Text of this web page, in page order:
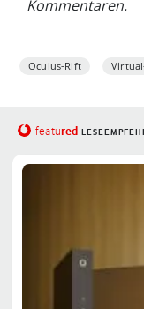
Kommentaren.
Oculus-Rift
featured